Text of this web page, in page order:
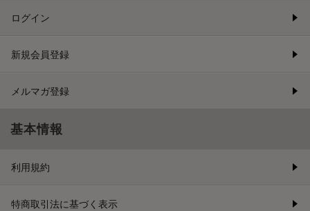
ログイン
新規会員登録
メルマガ登録
基本情報
利用規約
特商取引法に基づく表示